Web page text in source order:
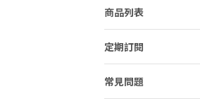
商品列表
定期訂閱
常見問題